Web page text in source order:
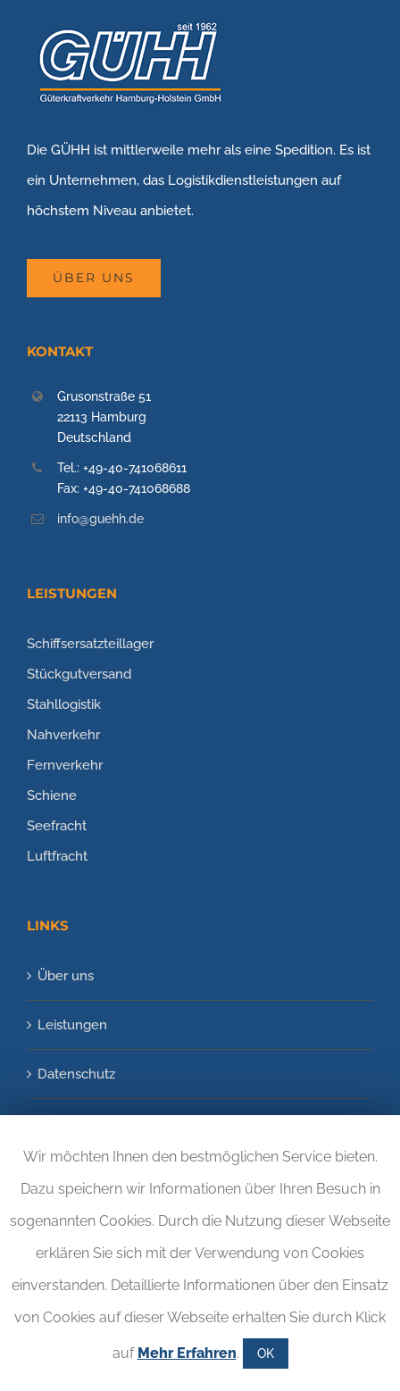
Die GÜHH ist mittlerweile mehr als eine Spedition. Es ist
ein Unternehmen, das Logistikdienstleistungen auf
höchstem Niveau anbietet.
ÜBER UNS
KONTAKT
Grusonstraße 51
22113 Hamburg
Deutschland
Tel.: +49-40-741068611
Fax: +49-40-741068688
info@guehh.de
LEISTUNGEN
Schiffsersatzteillager
Stückgutversand
Stahllogistik
Nahverkehr
Fernverkehr
Schiene
Seefracht
Luftfracht
LINKS
Über uns
Leistungen
Datenschutz
Wir möchten Ihnen den bestmöglichen Service bieten.
Dazu speichern wir Informationen über Ihren Besuch in
sogenannten Cookies. Durch die Nutzung dieser Webseite
erklären Sie sich mit der Verwendung von Cookies
einverstanden. Detaillierte Informationen über den Einsatz
von Cookies auf dieser Webseite erhalten Sie durch Klick
auf Mehr Erfahren. OK